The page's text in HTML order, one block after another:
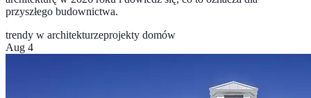
przyszłego budownictwa.
trendy w architekturzeprojekty domów
Aug 4